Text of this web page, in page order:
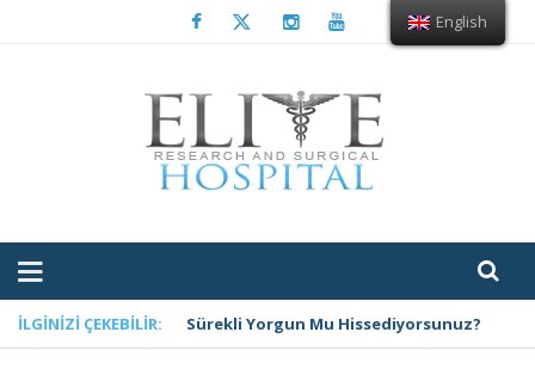
İLGINIZI ÇEKEBILIR: Sürekli Yorgun Mu Hissediyorsunuz?
English